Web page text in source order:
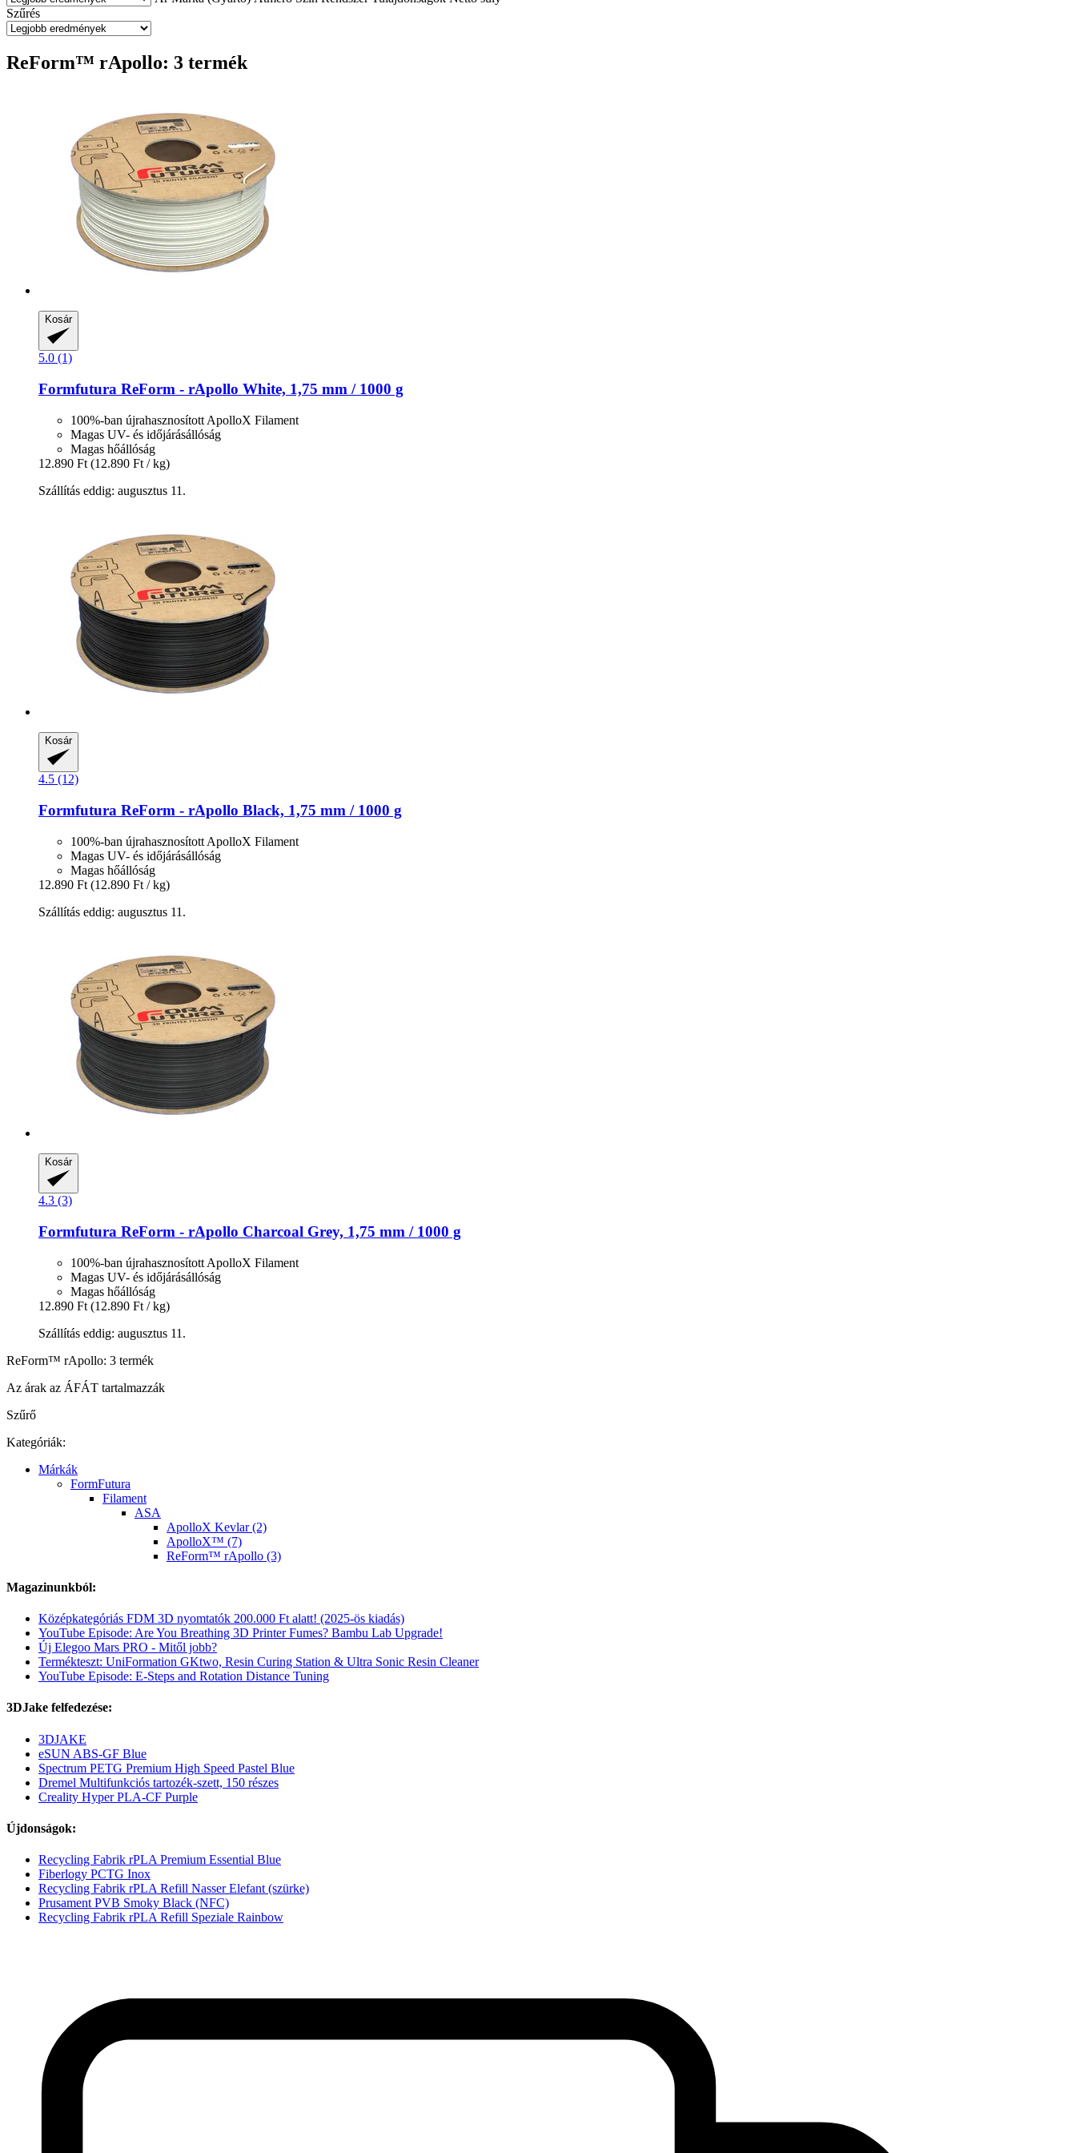
Szűrés
ReForm™ rApollo: 3 termék
Kosár
5.0 (1)
Formfutura ReForm -​ rApollo White, 1,75 mm / 1000 g
100%-ban újrahasznosított ApolloX Filament
Magas UV- és időjárásállóság
Magas hőállóság
12.890 Ft (12.890 Ft / kg)
Szállítás eddig: augusztus 11.
Kosár
4.5 (12)
Formfutura ReForm -​ rApollo Black, 1,75 mm / 1000 g
100%-ban újrahasznosított ApolloX Filament
Magas UV- és időjárásállóság
Magas hőállóság
12.890 Ft (12.890 Ft / kg)
Szállítás eddig: augusztus 11.
Kosár
4.3 (3)
Formfutura ReForm -​ rApollo Charcoal Grey, 1,75 mm / 1000 g
100%-ban újrahasznosított ApolloX Filament
Magas UV- és időjárásállóság
Magas hőállóság
12.890 Ft (12.890 Ft / kg)
Szállítás eddig: augusztus 11.
ReForm™ rApollo: 3 termék
Az árak az ÁFÁT tartalmazzák
Szűrő
Kategóriák:
Márkák
FormFutura
Filament
ASA
ApolloX Kevlar (2)
ApolloX™ (7)
ReForm™ rApollo (3)
Magazinunkból:
Középkategóriás FDM 3D nyomtatók 200.000 Ft alatt! (2025-ös kiadás)
YouTube Episode: Are You Breathing 3D Printer Fumes? Bambu Lab Upgrade!
Új Elegoo Mars PRO - Mitől jobb?
Termékteszt: UniFormation GKtwo, Resin Curing Station & Ultra Sonic Resin Cleaner
YouTube Episode: E-Steps and Rotation Distance Tuning
3DJake felfedezése:
3DJAKE
eSUN ABS-GF Blue
Spectrum PETG Premium High Speed Pastel Blue
Dremel Multifunkciós tartozék-szett, 150 részes
Creality Hyper PLA-CF Purple
Újdonságok:
Recycling Fabrik rPLA Premium Essential Blue
Fiberlogy PCTG Inox
Recycling Fabrik rPLA Refill Nasser Elefant (szürke)
Prusament PVB Smoky Black (NFC)
Recycling Fabrik rPLA Refill Speziale Rainbow